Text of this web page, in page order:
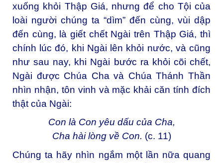
xuống khỏi Thập Giá, nhưng để cho Tội của
loài người chúng ta “dìm” đến cùng, vùi dập
đến cùng, là giết chết Ngài trên Thập Giá, thì
chính lúc đó, khi Ngài lên khỏi nước, và cũng
như sau nay, khi Ngài bước ra khỏi cõi chết,
Ngài được Chúa Cha và Chúa Thánh Thần
nhìn nhận, tôn vinh và mặc khải căn tính đích
thật của Ngài:
Con là Con yêu dấu của Cha,
Cha hài lòng về Con. (c. 11)
Chúng ta hãy nhìn ngắm một lần nữa quang